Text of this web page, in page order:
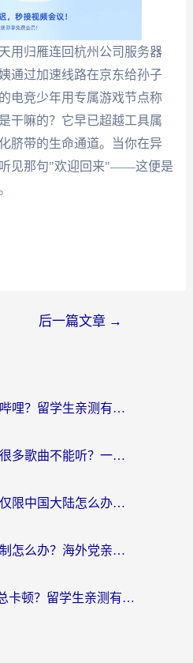
用归雁连回杭州公司服务器
通过加速线路在京东给孙子
电竞少年用专属游戏节点称
干嘛的？它早已超越工具属
脐带的生命通道。当你在异
见那句"欢迎回来"——这便是
后一篇文章 →
在海外如何看哔哩哔哩？留学生亲测有效的回国加速指南
海外党必看：酷我很多歌曲不能听？一招解决优酷版权限制+B站地域问题！
酷我由于版权保护仅限中国大陆怎么办？海外党亲测有效的解锁指南
狼人杀国外地区限制怎么办？海外党亲测有效的全场景回国加速指南
海外看CCTV视频总卡顿？留学生亲测有效的回国加速器选择指南